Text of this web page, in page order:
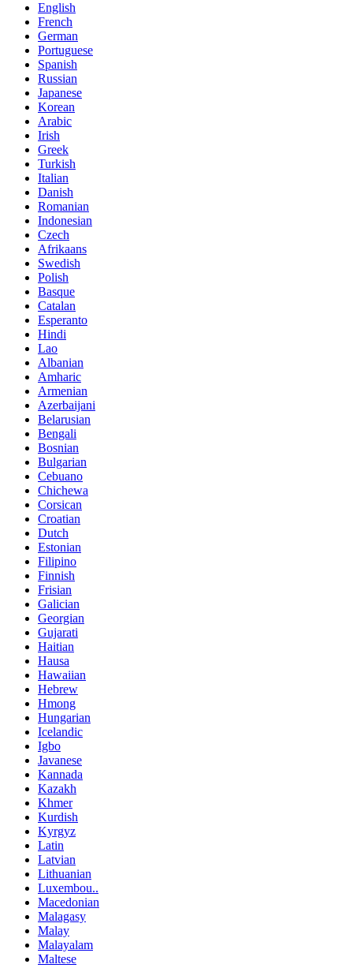
English
French
German
Portuguese
Spanish
Russian
Japanese
Korean
Arabic
Irish
Greek
Turkish
Italian
Danish
Romanian
Indonesian
Czech
Afrikaans
Swedish
Polish
Basque
Catalan
Esperanto
Hindi
Lao
Albanian
Amharic
Armenian
Azerbaijani
Belarusian
Bengali
Bosnian
Bulgarian
Cebuano
Chichewa
Corsican
Croatian
Dutch
Estonian
Filipino
Finnish
Frisian
Galician
Georgian
Gujarati
Haitian
Hausa
Hawaiian
Hebrew
Hmong
Hungarian
Icelandic
Igbo
Javanese
Kannada
Kazakh
Khmer
Kurdish
Kyrgyz
Latin
Latvian
Lithuanian
Luxembou..
Macedonian
Malagasy
Malay
Malayalam
Maltese